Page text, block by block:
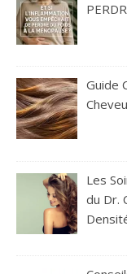
Guide
Les
du Dr.